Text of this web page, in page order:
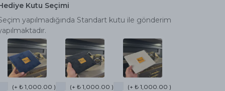
Kutu Seçimi
yapılmadığında Standart kutu ile gönderim
(+ ₺ 1,000.00 ) (+ ₺ 1,000.00 ) (+ ₺ 1,000.00 )